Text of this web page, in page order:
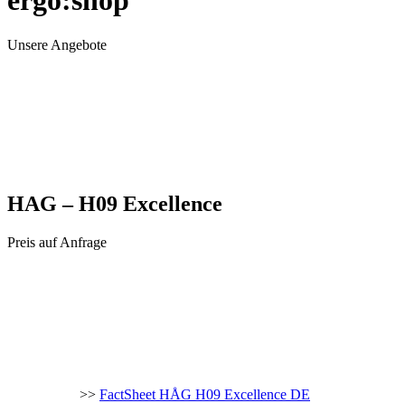
Unsere Angebote
HAG – H09 Excellence
Preis auf Anfrage
>> FactSheet HÅG H09 Excellence DE